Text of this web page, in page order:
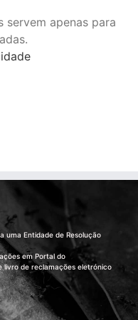
servem apenas para
uma Entidade de Resolução
em Portal do
livro de reclamações eletrónico